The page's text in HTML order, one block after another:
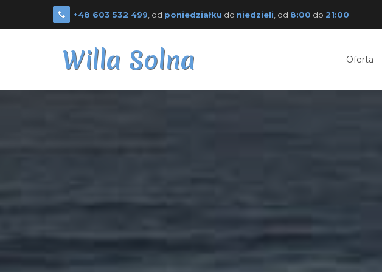
+48 603 532 499 , od poniedziałku do niedzieli , od 8:00 do 21:00
Willa Solna Oferta